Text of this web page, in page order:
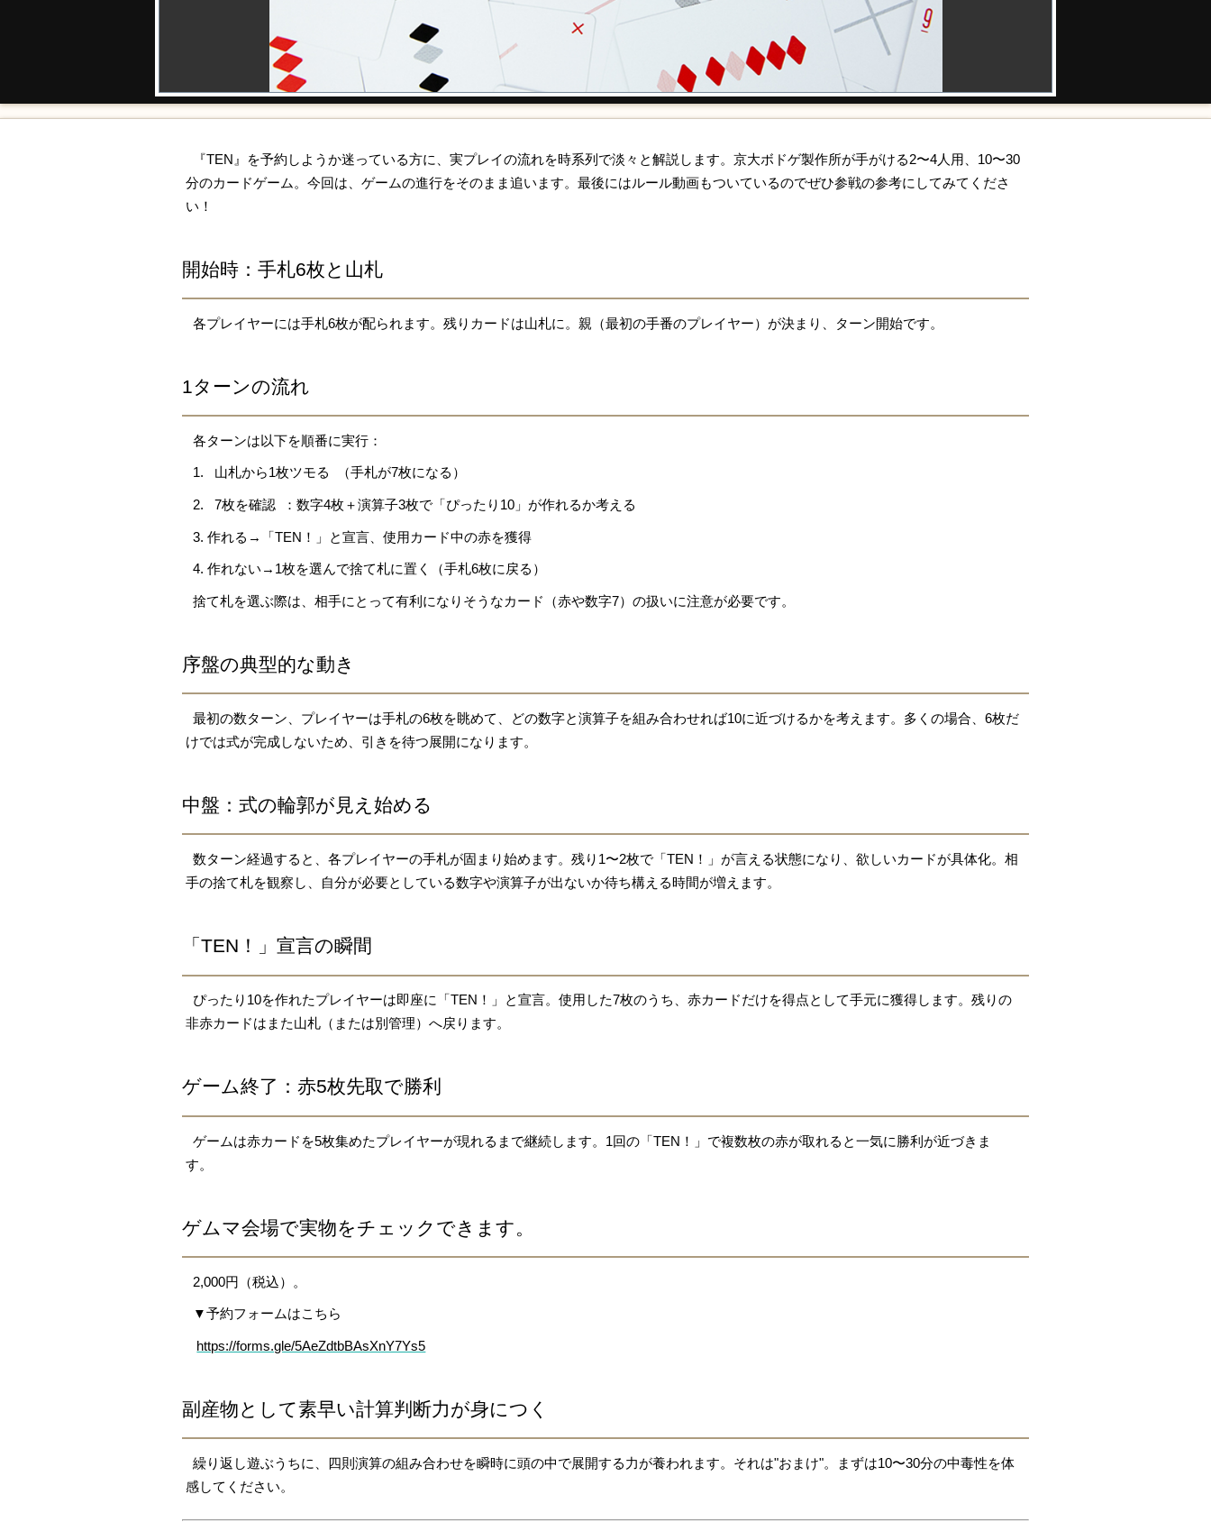
『TEN』を予約しようか迷っている方に、実プレイの流れを時系列で淡々と解説します。京大ボドゲ製作所が手がける2〜4人用、10〜30
分のカードゲーム。今回は、ゲームの進行をそのまま追います。最後にはルール動画もついているのでぜひ参戦の参考にしてみてくださ
い！
開始時：手札6枚と山札
各プレイヤーには手札6枚が配られます。残りカードは山札に。親（最初の手番のプレイヤー）が決まり、ターン開始です。
1ターンの流れ
各ターンは以下を順番に実行：
1. 山札から1枚ツモる （手札が7枚になる）
2. 7枚を確認 ：数字4枚＋演算子3枚で「ぴったり10」が作れるか考える
3. 作れる→「TEN！」と宣言、使用カード中の赤を獲得
4. 作れない→1枚を選んで捨て札に置く（手札6枚に戻る）
捨て札を選ぶ際は、相手にとって有利になりそうなカード（赤や数字7）の扱いに注意が必要です。
序盤の典型的な動き
最初の数ターン、プレイヤーは手札の6枚を眺めて、どの数字と演算子を組み合わせれば10に近づけるかを考えます。多くの場合、6枚だ
けでは式が完成しないため、引きを待つ展開になります。
中盤：式の輪郭が見え始める
数ターン経過すると、各プレイヤーの手札が固まり始めます。残り1〜2枚で「TEN！」が言える状態になり、欲しいカードが具体化。相
手の捨て札を観察し、自分が必要としている数字や演算子が出ないか待ち構える時間が増えます。
「TEN！」宣言の瞬間
ぴったり10を作れたプレイヤーは即座に「TEN！」と宣言。使用した7枚のうち、赤カードだけを得点として手元に獲得します。残りの
非赤カードはまた山札（または別管理）へ戻ります。
ゲーム終了：赤5枚先取で勝利
ゲームは赤カードを5枚集めたプレイヤーが現れるまで継続します。1回の「TEN！」で複数枚の赤が取れると一気に勝利が近づきま
す。
ゲムマ会場で実物をチェックできます。
2,000円（税込）。
▼予約フォームはこちら
https://forms.gle/5AeZdtbBAsXnY7Ys5
副産物として素早い計算判断力が身につく
繰り返し遊ぶうちに、四則演算の組み合わせを瞬時に頭の中で展開する力が養われます。それは"おまけ"。まずは10〜30分の中毒性を体
感してください。